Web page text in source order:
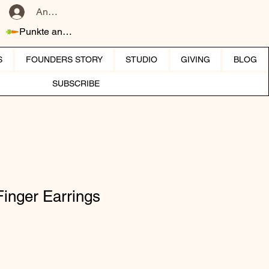
Anmelden
Punkte ansehen
FOUNDERS STORY STUDIO GIVING BLOG
SUBSCRIBE
Earrings
Preis